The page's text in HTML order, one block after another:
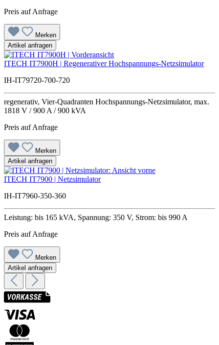
Preis auf Anfrage
Merken
Artikel anfragen
ITECH IT7900H | Regenerativer Hochspannungs-Netzsimulator
IH-IT79720-700-720
regenerativ, Vier-Quadranten Hochspannungs-Netzsimulator, max.
1818 V / 900 A / 900 kVA
Preis auf Anfrage
Merken
Artikel anfragen
ITECH IT7900 | Netzsimulator
IH-IT7960-350-360
Leistung: bis 165 kVA, Spannung: 350 V, Strom: bis 990 A
Preis auf Anfrage
Merken
Artikel anfragen